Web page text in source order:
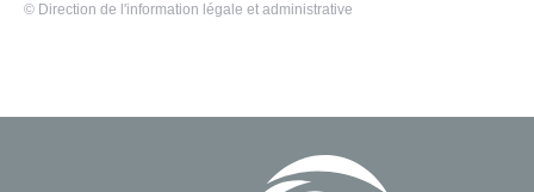
© Direction de l'information légale et administrative